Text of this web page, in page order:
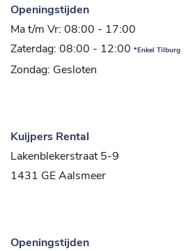
Openingstijden
Ma t/m Vr: 08:00 - 17:00
Zaterdag: 08:00 - 12:00 *Enkel Tilburg
Zondag: Gesloten
Kuijpers Rental
Lakenblekerstraat 5-9
1431 GE Aalsmeer
Openingstijden